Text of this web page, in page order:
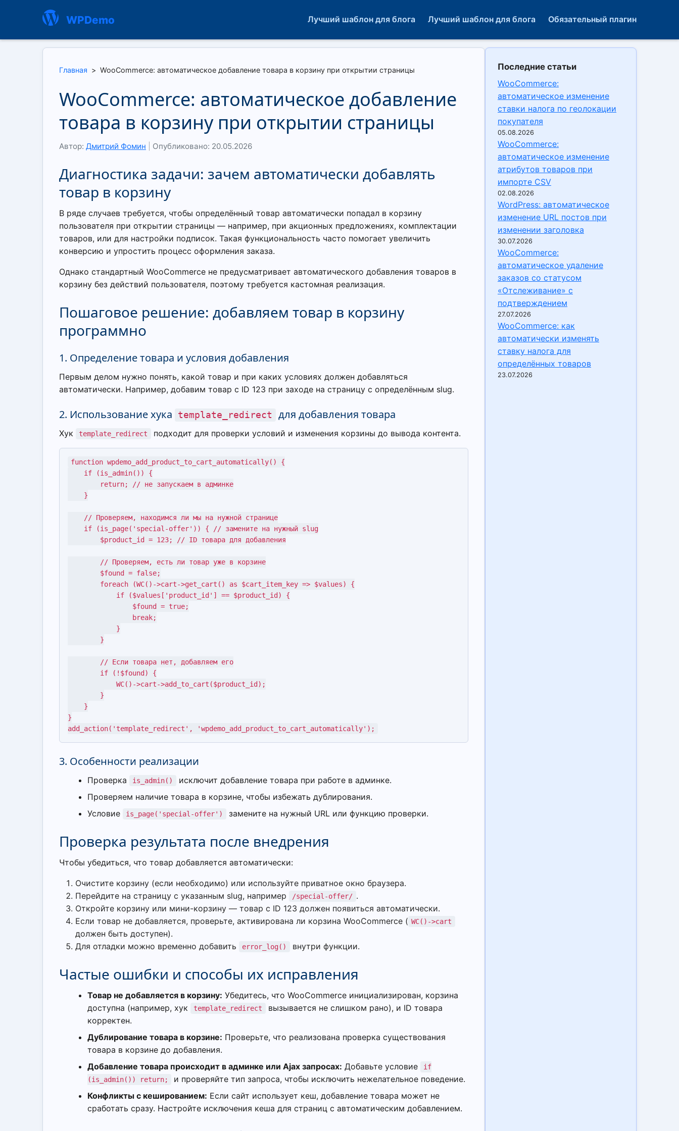
WPDemo Лучший шаблон для блога Лучший шаблон для блога Обязательный плагин
Главная > WooCommerce: автоматическое добавление товара в корзину при открытии страницы
WooCommerce: автоматическое добавление
товара в корзину при открытии страницы
Автор: Дмитрий Фомин Опубликовано: 20.05.2026
Диагностика задачи: зачем автоматически добавлять
товар в корзину
В ряде случаев требуется, чтобы определённый товар автоматически попадал в корзину
пользователя при открытии страницы — например, при акционных предложениях, комплектации
товаров, или для настройки подписок. Такая функциональность часто помогает увеличить
конверсию и упростить процесс оформления заказа.
Однако стандартный WooCommerce не предусматривает автоматического добавления товаров в
корзину без действий пользователя, поэтому требуется кастомная реализация.
Пошаговое решение: добавляем товар в корзину
программно
1. Определение товара и условия добавления
Первым делом нужно понять, какой товар и при каких условиях должен добавляться
автоматически. Например, добавим товар с ID 123 при заходе на страницу с определённым slug.
2. Использование хука template_redirect для добавления товара
Хук template_redirect подходит для проверки условий и изменения корзины до вывода контента.
function wpdemo_add_product_to_cart_automatically() {
}
add_action('template_redirect', 'wpdemo_add_product_to_cart_automatically');
3. Особенности реализации
Проверка is_admin()
исключит добавление товара при работе в админке.
Проверяем наличие товара в корзине, чтобы избежать дублирования.
Условие
is_page('special-offer') замените на нужный URL или функцию проверки.
Проверка результата после внедрения
Чтобы убедиться, что товар добавляется автоматически:
Очистите корзину (если необходимо) или используйте приватное окно браузера.
Перейдите на страницу с указанным slug, например
/special-offer/ .
Откройте корзину или мини-корзину — товар с ID 123 должен появиться автоматически.
Если товар не добавляется, проверьте, активирована ли корзина WooCommerce ( WC()->cart
должен быть доступен).
Для отладки можно временно добавить
error_log() внутри функции.
Частые ошибки и способы их исправления
Товар не добавляется в корзину: Убедитесь, что WooCommerce инициализирован, корзина
доступна (например, хук
template_redirect
вызывается не слишком рано), и ID товара
корректен.
Дублирование товара в корзине: Проверьте, что реализована проверка существования
товара в корзине до добавления.
Добавление товара происходит в админке или Ajax запросах: Добавьте условие
if
(is_admin()) return;
и проверяйте тип запроса, чтобы исключить нежелательное поведение.
Конфликты с кешированием: Если сайт использует кеш, добавление товара может не
сработать сразу. Настройте исключения кеша для страниц с автоматическим добавлением.
Последние статьи
WooCommerce:
автоматическое изменение
ставки налога по геолокации
покупателя
05.08.2026
WooCommerce:
автоматическое изменение
атрибутов товаров при
импорте CSV
02.08.2026
WordPress: автоматическое
изменение URL постов при
изменении заголовка
30.07.2026
WooCommerce:
автоматическое удаление
заказов со статусом
«Отслеживание» с
подтверждением
27.07.2026
WooCommerce: как
автоматически изменять
ставку налога для
определённых товаров
23.07.2026